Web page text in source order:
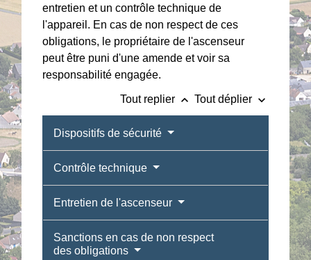
entretien et un contrôle technique de
l'appareil. En cas de non respect de ces
obligations, le propriétaire de l'ascenseur
peut être puni d'une amende et voir sa
responsabilité engagée.
Tout replier keyboard_arrow_up Tout déplier keyboard_arrow_down
Dispositifs de sécurité
Contrôle technique
Entretien de l'ascenseur
Sanctions en cas de non respect
des obligations